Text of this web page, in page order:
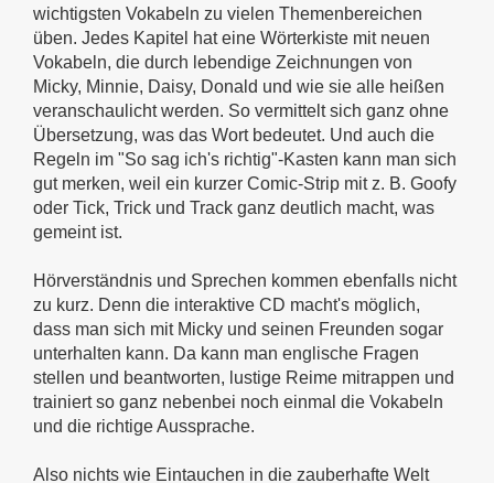
wichtigsten Vokabeln zu vielen Themenbereichen
üben. Jedes Kapitel hat eine Wörterkiste mit neuen
Vokabeln, die durch lebendige Zeichnungen von
Micky, Minnie, Daisy, Donald und wie sie alle heißen
veranschaulicht werden. So vermittelt sich ganz ohne
Übersetzung, was das Wort bedeutet. Und auch die
Regeln im "So sag ich's richtig"-Kasten kann man sich
gut merken, weil ein kurzer Comic-Strip mit z. B. Goofy
oder Tick, Trick und Track ganz deutlich macht, was
gemeint ist.
Hörverständnis und Sprechen kommen ebenfalls nicht
zu kurz. Denn die interaktive CD macht's möglich,
dass man sich mit Micky und seinen Freunden sogar
unterhalten kann. Da kann man englische Fragen
stellen und beantworten, lustige Reime mitrappen und
trainiert so ganz nebenbei noch einmal die Vokabeln
und die richtige Aussprache.
Also nichts wie Eintauchen in die zauberhafte Welt